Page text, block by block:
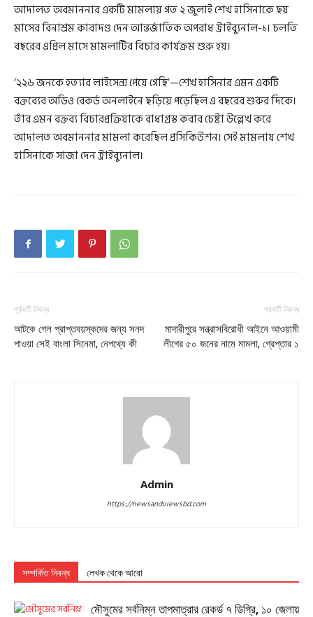
আদালত অবমাননার একটি মামলায় গত ২ জুলাই শেখ হাসিনাকে ছয়
মাসের বিনাশ্রম কারাদণ্ড দেন আন্তর্জাতিক অপরাধ ট্রাইব্যুনাল-১। চলতি
বছরের এপ্রিল মাসে মামলাটির বিচার কার্যক্রম শুরু হয়।
‘২২৬ জনকে হত্যার লাইসেন্স পেয়ে গেছি’—শেখ হাসিনার এমন একটি
বক্তব্যের অডিও রেকর্ড অনলাইনে ছড়িয়ে পড়েছিল এ বছরের শুরুর দিকে।
তাঁর এমন বক্তব্য বিচারপ্রক্রিয়াকে বাধাগ্রস্ত করার চেষ্টা উল্লেখ করে
আদালত অবমাননার মামলা করেছিল প্রসিকিউশন। সেই মামলায় শেখ
হাসিনাকে সাজা দেন ট্রাইব্যুনাল।
পূর্ববর্তী নিবন্ধ
আটকে গেল প্রাপ্তবয়স্কদের জন্য সনদ
পাওয়া সেই বাংলা সিনেমা, নেপথ্যে কী
পরবর্তী নিবন্ধ
মাদারীপুরে সন্ত্রাসবিরোধী আইনে আওয়ামী
লীগের ৫০ জনের নামে মামলা, গ্রেপ্তার ১
Admin
https://newsandviewsbd.com
সম্পর্কিত নিবন্ধ লেখক থেকে আরো
মৌসুমের সর্বনিম্ন তাপমাত্রার রেকর্ড ৭ ডিগ্রি, ১০ জেলায়